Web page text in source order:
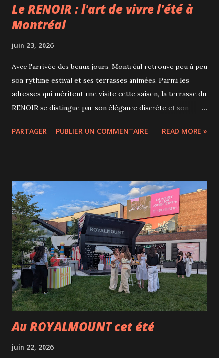
Le RENOIR : l'art de vivre l'été à
Montréal
juin 23, 2026
Avec l'arrivée des beaux jours, Montréal retrouve peu à peu
son rythme estival et ses terrasses animées. Parmi les
adresses qui méritent une visite cette saison, la terrasse du
RENOIR se distingue par son élégance discrète et son
Sofitel Montréal Le Carré Doré, le RENOIR est depuis
immersive où le design contemporain, la gastronomie
française et l'art de recevoir se rencontrent avec harmonie.
Nous étions présents lors du lancement de la saison
estivale de la terrasse et avons rapidement compris
pourquoi l'endroit demeure un incontournable. Dès notre
arrivée, l'ambiance chic mais accessible nous a séduits.
Entourée de verdure et à l'abri de l'agitation de la rue
Sherbrooke, la terrasse offre un véritable havre de paix en
plein centre-ville. Cette année,...
PARTAGER PUBLIER UN COMMENTAIRE READ MORE »
Au ROYALMOUNT cet été
juin 22, 2026